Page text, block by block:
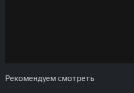
Рекомендуем смотреть